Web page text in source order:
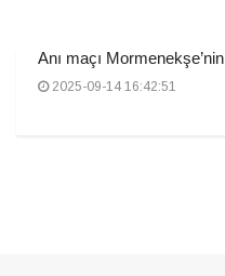
Anı maçı Mormenekşe’nin
2025-09-14 16:42:51